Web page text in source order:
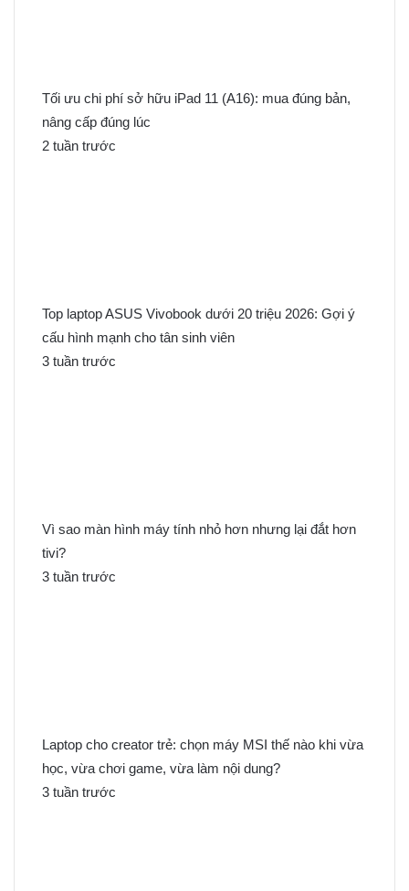
Tối ưu chi phí sở hữu iPad 11 (A16): mua đúng bản,
nâng cấp đúng lúc
2 tuần trước
Top laptop ASUS Vivobook dưới 20 triệu 2026: Gợi ý
cấu hình mạnh cho tân sinh viên
3 tuần trước
Vì sao màn hình máy tính nhỏ hơn nhưng lại đắt hơn
tivi?
3 tuần trước
Laptop cho creator trẻ: chọn máy MSI thế nào khi vừa
học, vừa chơi game, vừa làm nội dung?
3 tuần trước